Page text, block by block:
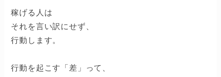
稼げる人は
それを言い訳にせず、
行動します。
行動を起こす「差」って、